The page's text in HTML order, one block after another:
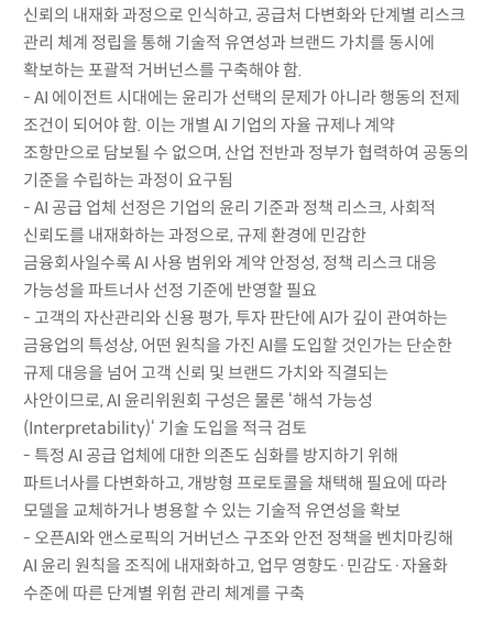
신뢰의 내재화 과정으로 인식하고, 공급처 다변화와 단계별 리스크
관리 체계 정립을 통해 기술적 유연성과 브랜드 가치를 동시에
확보하는 포괄적 거버넌스를 구축해야 함.
- AI 에이전트 시대에는 윤리가 선택의 문제가 아니라 행동의 전제
조건이 되어야 함. 이는 개별 AI 기업의 자율 규제나 계약
조항만으로 담보될 수 없으며, 산업 전반과 정부가 협력하여 공동의
기준을 수립하는 과정이 요구됨
- AI 공급 업체 선정은 기업의 윤리 기준과 정책 리스크, 사회적
신뢰도를 내재화하는 과정으로, 규제 환경에 민감한
금융회사일수록 AI 사용 범위와 계약 안정성, 정책 리스크 대응
가능성을 파트너사 선정 기준에 반영할 필요
- 고객의 자산관리와 신용 평가, 투자 판단에 AI가 깊이 관여하는
금융업의 특성상, 어떤 원칙을 가진 AI를 도입할 것인가는 단순한
규제 대응을 넘어 고객 신뢰 및 브랜드 가치와 직결되는
사안이므로, AI 윤리위원회 구성은 물론 ‘해석 가능성
(Interpretability)‘ 기술 도입을 적극 검토
- 특정 AI 공급 업체에 대한 의존도 심화를 방지하기 위해
파트너사를 다변화하고, 개방형 프로토콜을 채택해 필요에 따라
모델을 교체하거나 병용할 수 있는 기술적 유연성을 확보
- 오픈AI와 앤스로픽의 거버넌스 구조와 안전 정책을 벤치마킹해
AI 윤리 원칙을 조직에 내재화하고, 업무 영향도·민감도·자율화
수준에 따른 단계별 위험 관리 체계를 구축